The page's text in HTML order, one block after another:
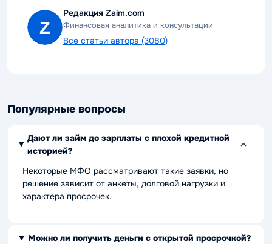
Редакция Zaim.com
Финансовая аналитика и консультации
Все статьи автора (3080)
Популярные вопросы
Дают ли займ до зарплаты с плохой кредитной
историей?
Некоторые МФО рассматривают такие заявки, но
решение зависит от анкеты, долговой нагрузки и
характера просрочек.
Можно ли получить деньги с открытой просрочкой?